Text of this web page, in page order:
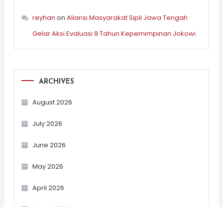
reyhan on Aliansi Masyarakat Sipil Jawa Tengah
Gelar Aksi Evaluasi 9 Tahun Kepemimpinan Jokowi
ARCHIVES
August 2026
July 2026
June 2026
May 2026
April 2026